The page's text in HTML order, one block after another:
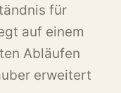
für
auf einem
Abläufen
erweitert